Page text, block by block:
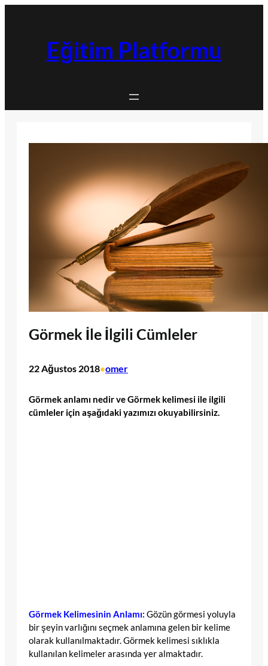
Eğitim Platformu
Görmek İle İlgili Cümleler
22 Ağustos 2018•omer
Görmek anlamı nedir ve Görmek kelimesi ile ilgili
cümleler için aşağıdaki yazımızı okuyabilirsiniz.
Görmek Kelimesinin Anlamı: Gözün görmesi yoluyla
bir şeyin varlığını seçmek anlamına gelen bir kelime
olarak kullanılmaktadır. Görmek kelimesi sıklıkla
kullanılan kelimeler arasında yer almaktadır.